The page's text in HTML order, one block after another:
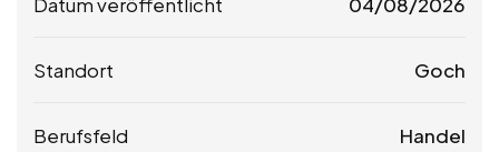
Standort Goch
Berufsfeld Handel